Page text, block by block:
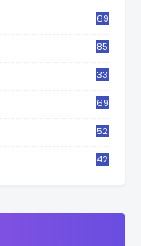
69
85
33
69
52
42